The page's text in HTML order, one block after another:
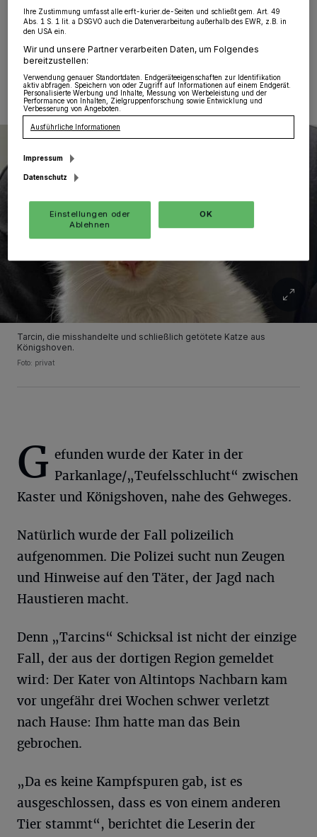
05.05.2022 , 17:17 Uhr
Tarcin, die misshandelte und schließlich getötete Katze aus
Königshoven.
Foto: privat
G efunden wurde der Kater in der
Parkanlage/„Teufelsschlucht“ zwischen
Kaster und Königshoven, nahe des Gehweges.
Natürlich wurde der Fall polizeilich
aufgenommen. Die Polizei sucht nun Zeugen
und Hinweise auf den Täter, der Jagd nach
Haustieren macht.
Denn „Tarcins“ Schicksal ist nicht der einzige
Fall, der aus der dortigen Region gemeldet
wird: Der Kater von Altintops Nachbarn kam
vor ungefähr drei Wochen schwer verletzt
nach Hause: Ihm hatte man das Bein
gebrochen.
„Da es keine Kampfspuren gab, ist es
ausgeschlossen, dass es von einem anderen
Tier stammt“, berichtet die Leserin der
Ihre Zustimmung umfasst alle erft-kurier.de-Seiten und schließt gem. Art. 49
Abs. 1 S. 1 lit. a DSGVO auch die Datenverarbeitung außerhalb des EWR, z.B. in
den USA ein.
Wir und unsere Partner verarbeiten Daten, um Folgendes
bereitzustellen:
Verwendung genauer Standortdaten. Endgeräteeigenschaften zur Identifikation
aktiv abfragen. Speichern von oder Zugriff auf Informationen auf einem Endgerät.
Personalisierte Werbung und Inhalte, Messung von Werbeleistung und der
Performance von Inhalten, Zielgruppenforschung sowie Entwicklung und
Verbesserung von Angeboten.
Ausführliche Informationen
Impressum
Datenschutz
Einstellungen oder
Ablehnen
OK